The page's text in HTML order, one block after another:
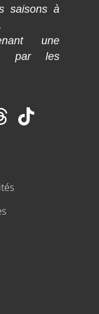
saisons à
une
par les